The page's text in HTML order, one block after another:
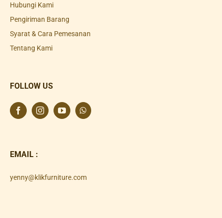
Hubungi Kami
Pengiriman Barang
Syarat & Cara Pemesanan
Tentang Kami
FOLLOW US
EMAIL :
yenny@klikfurniture.com